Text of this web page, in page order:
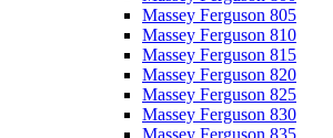
Massey Ferguson 805
Massey Ferguson 810
Massey Ferguson 815
Massey Ferguson 820
Massey Ferguson 825
Massey Ferguson 830
Massey Ferguson 835